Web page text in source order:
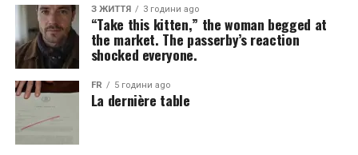
З ЖИТТЯ 3 години ago
“Take this kitten,” the woman begged at
the market. The passerby’s reaction
shocked everyone.
FR 5 години ago
La dernière table